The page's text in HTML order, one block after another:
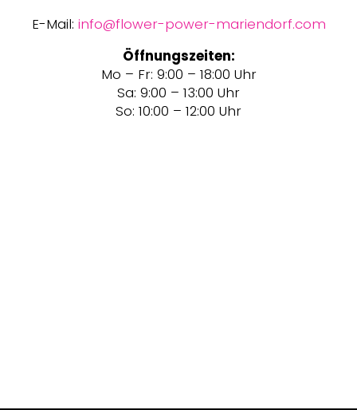
E-Mail: info@flower-power-mariendorf.com
Öffnungszeiten:
Mo – Fr: 9:00 – 18:00 Uhr
Sa: 9:00 – 13:00 Uhr
So: 10:00 – 12:00 Uhr